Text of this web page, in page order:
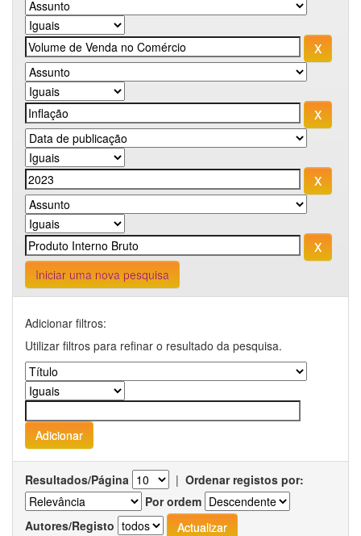
Iniciar uma nova pesquisa
Adicionar filtros:
Utilizar filtros para refinar o resultado da pesquisa.
Resultados/Página | Ordenar registos por:
Por ordem
Autores/Registo